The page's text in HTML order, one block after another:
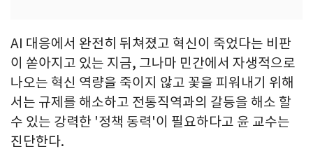
AI 대응에서 완전히 뒤쳐졌고 혁신이 죽었다는 비판
이 쏟아지고 있는 지금, 그나마 민간에서 자생적으로
나오는 혁신 역량을 죽이지 않고 꽃을 피워내기 위해
서는 규제를 해소하고 전통직역과의 갈등을 해소 할
수 있는 강력한 '정책 동력'이 필요하다고 윤 교수는
진단한다.